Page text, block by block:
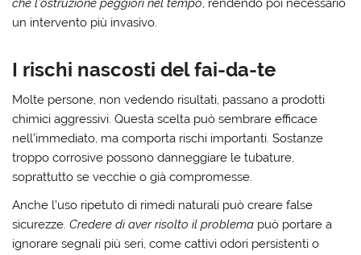
un intervento più invasivo.
I rischi nascosti del fai-da-te
Molte persone, non vedendo risultati, passano a prodotti
chimici aggressivi. Questa scelta può sembrare efficace
nell’immediato, ma comporta rischi importanti.Sostanze
troppo corrosive possono danneggiare le tubature,
soprattutto se vecchie o già compromesse.
Anche l’uso ripetuto di rimedi naturali può creare false
sicurezze.Credere di aver risolto il problema può portare a
ignorare segnali più seri, come cattivi odori persistenti o